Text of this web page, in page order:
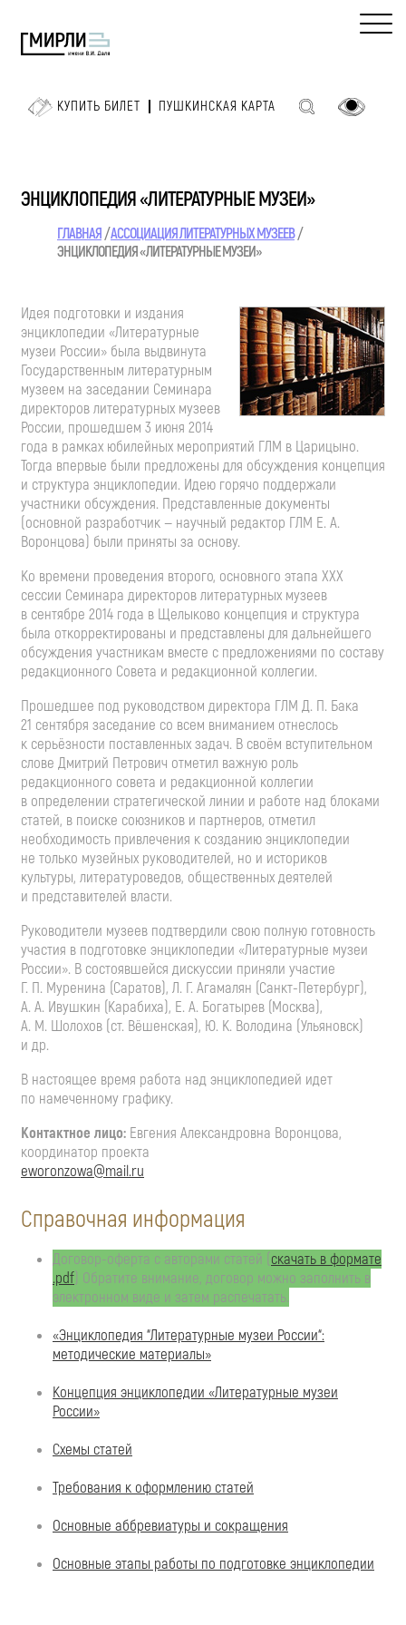
КУПИТЬ БИЛЕТ ПУШКИНСКАЯ КАРТА
ЭНЦИКЛОПЕДИЯ «ЛИТЕРАТУРНЫЕ МУЗЕИ»
ГЛАВНАЯ АССОЦИАЦИЯ ЛИТЕРАТУРНЫХ МУЗЕЕВ
ЭНЦИКЛОПЕДИЯ «ЛИТЕРАТУРНЫЕ МУЗЕИ»
Идея подготовки и издания
энциклопедии «Литературные
музеи России» была выдвинута
Государственным литературным
музеем на заседании Семинара
директоров литературных музеев
России, прошедшем 3 июня 2014
года в рамках юбилейных мероприятий ГЛМ в Царицыно.
Тогда впервые были предложены для обсуждения концепция
и структура энциклопедии. Идею горячо поддержали
участники обсуждения. Представленные документы
(основной разработчик — научный редактор ГЛМ Е. А.
Воронцова) были приняты за основу.
Ко времени проведения второго, основного этапа ХХХ
сессии Семинара директоров литературных музеев
в сентябре 2014 года в Щелыково концепция и структура
была откорректированы и представлены для дальнейшего
обсуждения участникам вместе с предложениями по составу
редакционного Совета и редакционной коллегии.
Прошедшее под руководством директора ГЛМ Д. П. Бака
21 сентября заседание со всем вниманием отнеслось
к серьёзности поставленных задач. В своём вступительном
слове Дмитрий Петрович отметил важную роль
редакционного совета и редакционной коллегии
в определении стратегической линии и работе над блоками
статей, в поиске союзников и партнеров, отметил
необходимость привлечения к созданию энциклопедии
не только музейных руководителей, но и историков
культуры, литературоведов, общественных деятелей
и представителей власти.
Руководители музеев подтвердили свою полную готовность
участия в подготовке энциклопедии «Литературные музеи
России». В состоявшейся дискуссии приняли участие
Г. П. Муренина (Саратов), Л. Г. Агамалян (Санкт-Петербург),
А. А. Ивушкин (Карабиха), Е. А. Богатырев (Москва),
А. М. Шолохов (ст. Вёшенская), Ю. К. Володина (Ульяновск)
и др.
В настоящее время работа над энциклопедией идет
по намеченному графику.
Контактное лицо: Евгения Александровна Воронцова,
координатор проекта
eworonzowa@mail.ru
Справочная информация
Договор-оферта с авторами статей (скачать в формате
.pdf) Обратите внимание, договор можно заполнить в
электронном виде и затем распечатать.
«Энциклопедия “Литературные музеи России“:
методические материалы»
Концепция энциклопедии «Литературные музеи
России»
Схемы статей
Требования к оформлению статей
Основные аббревиатуры и сокращения
Основные этапы работы по подготовке энциклопедии